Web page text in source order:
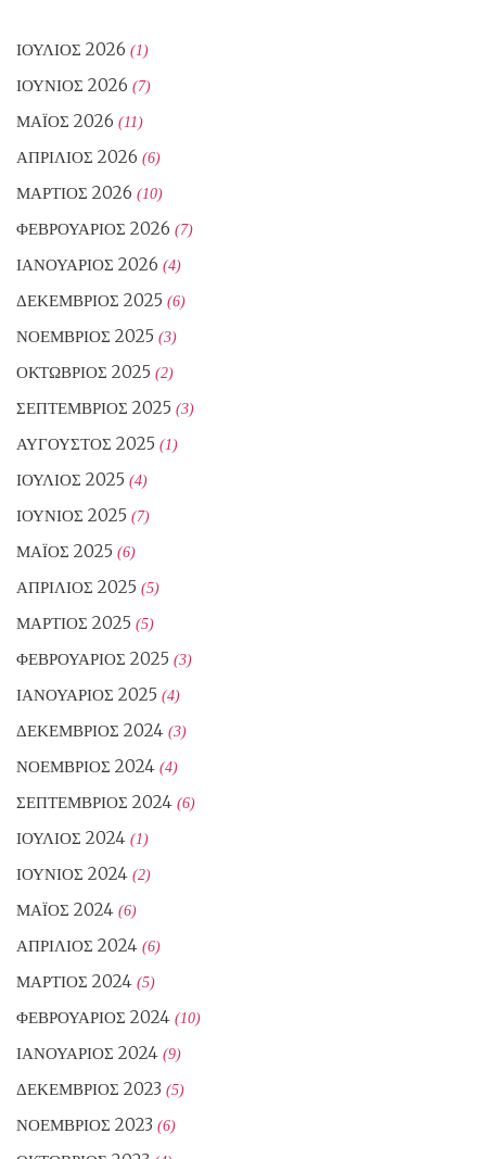
ΙΟΎΛΙΟΣ 2026 (1)
ΙΟΎΝΙΟΣ 2026 (7)
ΜΆΙΟΣ 2026 (11)
ΑΠΡΊΛΙΟΣ 2026 (6)
ΜΆΡΤΙΟΣ 2026 (10)
ΦΕΒΡΟΥΆΡΙΟΣ 2026 (7)
ΙΑΝΟΥΆΡΙΟΣ 2026 (4)
ΔΕΚΈΜΒΡΙΟΣ 2025 (6)
ΝΟΈΜΒΡΙΟΣ 2025 (3)
ΟΚΤΏΒΡΙΟΣ 2025 (2)
ΣΕΠΤΈΜΒΡΙΟΣ 2025 (3)
ΑΎΓΟΥΣΤΟΣ 2025 (1)
ΙΟΎΛΙΟΣ 2025 (4)
ΙΟΎΝΙΟΣ 2025 (7)
ΜΆΙΟΣ 2025 (6)
ΑΠΡΊΛΙΟΣ 2025 (5)
ΜΆΡΤΙΟΣ 2025 (5)
ΦΕΒΡΟΥΆΡΙΟΣ 2025 (3)
ΙΑΝΟΥΆΡΙΟΣ 2025 (4)
ΔΕΚΈΜΒΡΙΟΣ 2024 (3)
ΝΟΈΜΒΡΙΟΣ 2024 (4)
ΣΕΠΤΈΜΒΡΙΟΣ 2024 (6)
ΙΟΎΛΙΟΣ 2024 (1)
ΙΟΎΝΙΟΣ 2024 (2)
ΜΆΙΟΣ 2024 (6)
ΑΠΡΊΛΙΟΣ 2024 (6)
ΜΆΡΤΙΟΣ 2024 (5)
ΦΕΒΡΟΥΆΡΙΟΣ 2024 (10)
ΙΑΝΟΥΆΡΙΟΣ 2024 (9)
ΔΕΚΈΜΒΡΙΟΣ 2023 (5)
ΝΟΈΜΒΡΙΟΣ 2023 (6)